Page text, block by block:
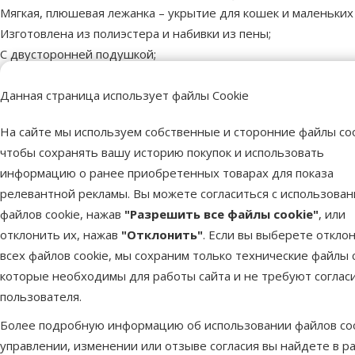
Данная страница использует файлы Cookie
На сайте мы используем собственные и сторонние файлы
чтобы сохранять вашу историю покупок и использовать
информацию о ранее приобретенных товарах для показа
релевантной рекламы. Вы можете согласиться с
файлов cookie, нажав "Разрешить все файлы cookie", или
отклонить их, нажав "Отклонить". Если вы выберете
всех файлов cookie, мы сохраним только технические файлы
которые необходимы для работы сайта и не требуют
пользователя.
Более подробную информацию об использовании файлов
управлении, изменении или отзыве согласия вы найдете в
Мягкая, плюшевая лежанка – укрытие для кошек и маленьких
Изготовлена из полиэстера и набивки из пены;
С двусторонней подушкой;
С нескользящей основой;
Спальное место можно стирать вручную.
Цвет: Серый/Кремовый.
Размер собаки
Миниатюрная,
Можно стирать в стиральной машине
Материал
Плюш,
Цвет
Бренд